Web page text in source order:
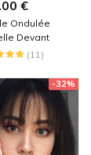
€
Ondulée
Devant
Cheveux
(11)
-32%